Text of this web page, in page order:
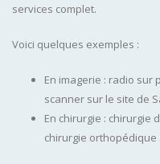
services complet.
Voici quelques exemples :
En imagerie : radio sur
scanner sur le site de
En chirurgie : chirurgie
chirurgie orthopédique